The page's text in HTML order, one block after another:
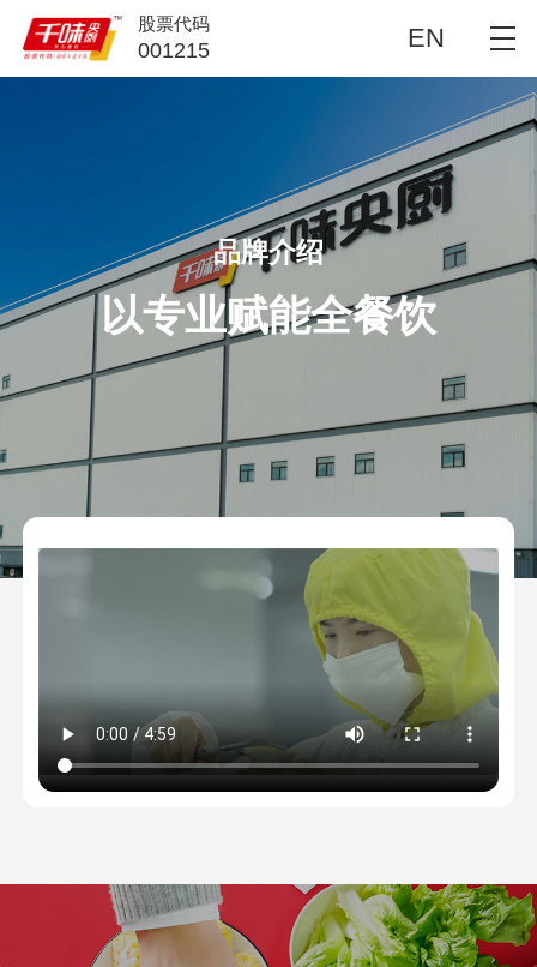
股票代码
001215 EN
品牌介绍
以专业赋能全餐饮